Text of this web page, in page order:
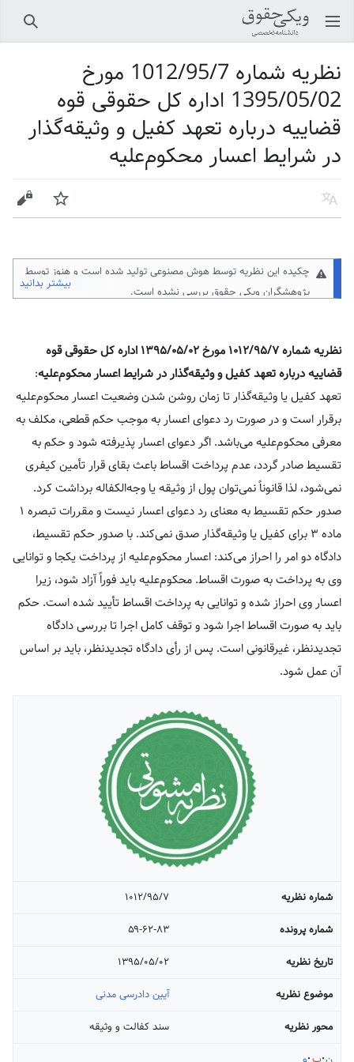
باز کردن منو اصلی جستجو
نظریه شماره 1012/95/7 مورخ
1395/05/02 اداره کل حقوقی قوه
قضاییه درباره تعهد کفیل و وثیقه‌گذار
در شرایط اعسار محکوم‌علیه
زبان پیگیری ویرایش
بیشتر بدانید
چکیده این نظریه توسط هوش مصنوعی تولید شده است و هنوز توسط
پژوهشگران ویکی حقوقبررسی نشده است.
نظریه شماره ۱۰۱۲/۹۵/۷ مورخ ۱۳۹۵/۰۵/۰۲ اداره کل حقوقی قوه
قضاییه درباره تعهد کفیل و وثیقه‌گذار در شرایط اعسار محکوم‌علیه:
تعهد کفیل یا وثیقه‌گذار تا زمان روشن شدن وضعیت اعسار محکوم‌علیه
برقرار است و در صورت رد دعوای اعسار به موجب حکم قطعی، مکلف به
معرفی محکوم‌علیه می‌باشد. اگر دعوای اعسار پذیرفته شود و حکم به
تقسیط صادر گردد، عدم پرداخت اقساط باعث بقای قرار تأمین کیفری
نمی‌شود، لذا قانوناً نمی‌توان پول از وثیقه یا وجه‌الکفاله برداشت کرد.
صدور حکم تقسیط به معنای رد دعوای اعسار نیست و مقررات تبصره ۱
ماده ۳ برای کفیل یا وثیقه‌گذار صدق نمی‌کند. با صدور حکم تقسیط،
دادگاه دو امر را احراز می‌کند: اعسار محکوم‌علیه از پرداخت یکجا و توانایی
وی به پرداخت به صورت اقساط. محکوم‌علیه باید فوراً آزاد شود، زیرا
اعسار وی احراز شده و توانایی به پرداخت اقساط تأیید شده است. حکم
باید به صورت اقساط اجرا شود و توقف کامل اجرا تا بررسی دادگاه
تجدیدنظر، غیرقانونی است. پس از رأی دادگاه تجدیدنظر، باید بر اساس
آن عمل شود.
شماره نظریه
۱۰۱۲/۹۵/۷
شماره پرونده
۵۹-۶۲-۸۳
تاریخ نظریه
۱۳۹۵/۰۵/۰۲
موضوع نظریه
آیین دادرسی مدنی
محور نظریه
سند کفالت و وثیقه